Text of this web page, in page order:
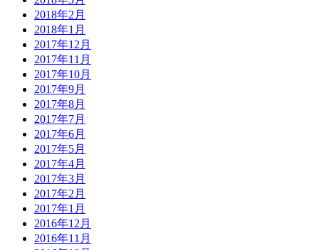
2018年2月
2018年1月
2017年12月
2017年11月
2017年10月
2017年9月
2017年8月
2017年7月
2017年6月
2017年5月
2017年4月
2017年3月
2017年2月
2017年1月
2016年12月
2016年11月